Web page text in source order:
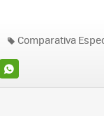
WHATSAPP
Comparativa